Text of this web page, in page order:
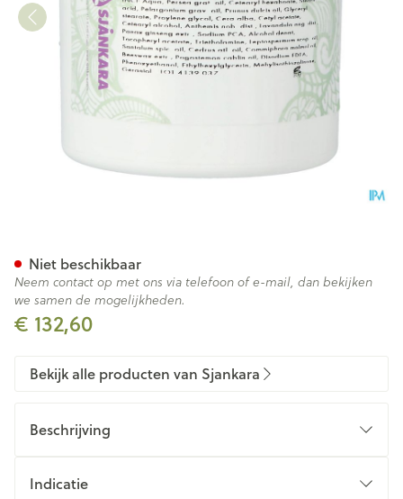
€ 132,60
Niet beschikbaar
Neem contact op met ons via telefoon of e-mail, dan bekijken
we samen de mogelijkheden.
Bekijk alle producten van Sjankara
Beschrijving
Indicatie